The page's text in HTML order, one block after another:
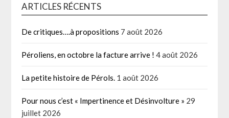
ARTICLES RÉCENTS
De critiques….à propositions 7 août 2026
Péroliens, en octobre la facture arrive ! 4 août 2026
La petite histoire de Pérols. 1 août 2026
Pour nous c’est « Impertinence et Désinvolture » 29
juillet 2026